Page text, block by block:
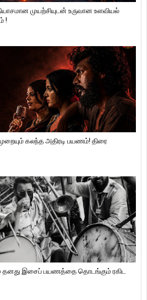
முயற்சியுடன் உருவான உளவியல்
!
கலந்த அதிரடி பயணம்! திரை
தனது இசைப் பயணத்தை தொடங்கும் ரகிட